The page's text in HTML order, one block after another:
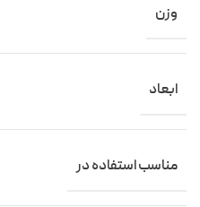
وزن
ابعاد
مناسب استفاده در